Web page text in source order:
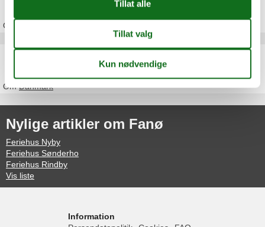
Om
OmDanmark
Nylige artikler om Fanø
Feriehus Nyby
Feriehus Sønderho
Feriehus Rindby
Vis liste
Information